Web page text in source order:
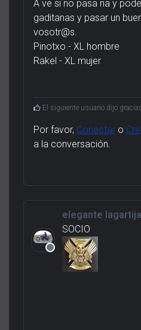
A ve si no pasa na y
gaditanas y pasar un
vosotr@s.
Pinotxo - XL hombre
Rakel - XL mujer
El siguiente usuario dijo
Por favor, Conectar o
a la conversación.
elegante lagartija
SOCIO